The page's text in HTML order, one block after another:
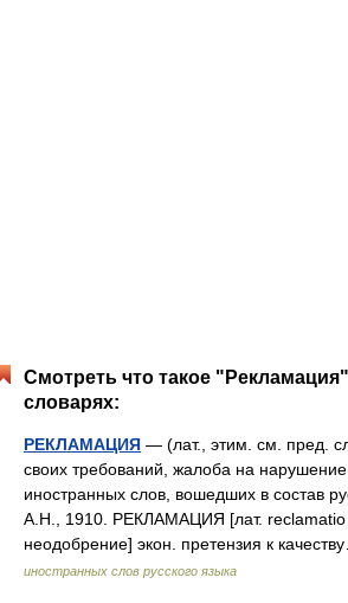
Смотреть что такое
словарях:
РЕКЛАМАЦИЯ — (лат., этим. см. пред.
своих требований, жалоба на
иностранных слов, вошедших в состав
А.Н., 1910. РЕКЛАМАЦИЯ [лат. reclamatio
неодобрение] экон. претензия к
иностранных слов русского языка